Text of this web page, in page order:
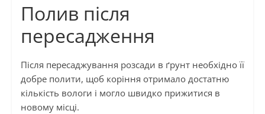
Полив після
пересадження
Після пересаджування розсади в ґрунт необхідно її
добре полити, щоб коріння отримало достатню
кількість вологи і могло швидко прижитися в
новому місці.